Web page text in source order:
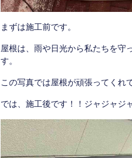
まずは施工前です。
屋根は、雨や日光から私たちを守
す。
この写真では屋根が頑張ってくれ
では、施工後です！！ジャジャジ